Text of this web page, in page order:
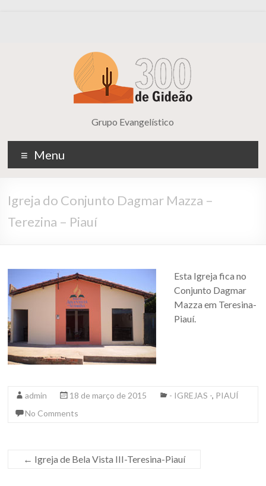
Grupo Evangelístico
Menu
Igreja do Conjunto Dagmar Mazza –
Terezina – Piauí
Esta Igreja fica no
Conjunto Dagmar
Mazza em Teresina-
Piauí.
admin 18 de março de 2015 - IGREJAS -, PIAUÍ
No Comments
← Igreja de Bela Vista III-Teresina-Piauí